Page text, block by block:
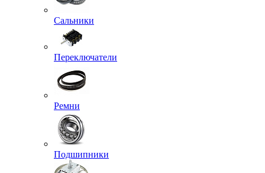
Сальники
Переключатели
Ремни
Подшипники